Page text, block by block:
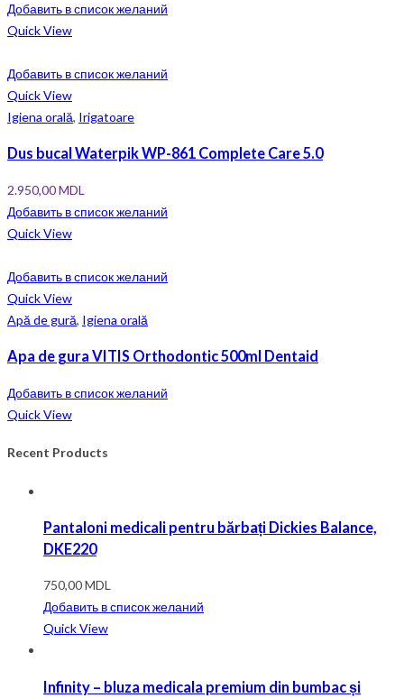
Добавить в список желаний
Quick View
Добавить в список желаний
Quick View
Igiena orală, Irigatoare
Dus bucal Waterpik WP-861 Complete Care 5.0
2.950,00MDL
Добавить в список желаний
Quick View
Добавить в список желаний
Quick View
Apă de gură, Igiena orală
Apa de gura VITIS Orthodontic 500ml Dentaid
Добавить в список желаний
Quick View
Recent Products
Pantaloni medicali pentru bărbați Dickies Balance,
DKE220
750,00MDL
Добавить в список желаний
Quick View
Infinity – bluza medicala premium din bumbac și